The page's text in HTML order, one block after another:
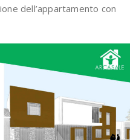
dell’appartamento con